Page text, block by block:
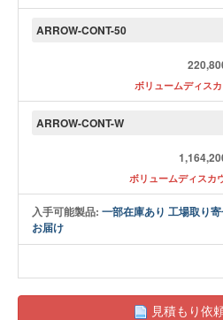
ARROW-CONT-50
ボリュームディス
ARROW-CONT-W
ボリュームディスカ
入手可能製品: 一部在庫あり 工場取り
お届け
見積もり依